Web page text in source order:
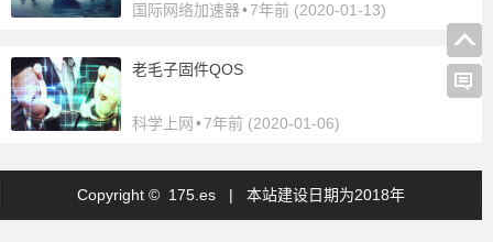
国际网络加速器•7年前 (2020-01-13)
老毛子固件QOS
科学上网 •7年前 (2020-01-06)
Copyright © 175.es | 本站建设日期为2018年